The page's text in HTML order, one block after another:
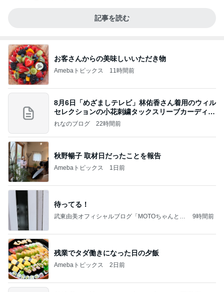
記事を読む
お客さんからの美味しいいただき物
Amebaトピックス 11時間前
8月6日「めざましテレビ」林佑香さん着用のウィル
セレクションの小花刺繍タックスリーブカーディガ
ン
れなのブログ 22時間前
秋野暢子 取材日だったことを報告
Amebaトピックス 1日前
待ってる！
武東由美オフィシャルブログ「MOTOちゃんとの
9時間前
残業でタダ働きになった日の夕飯
Amebaトピックス 2日前